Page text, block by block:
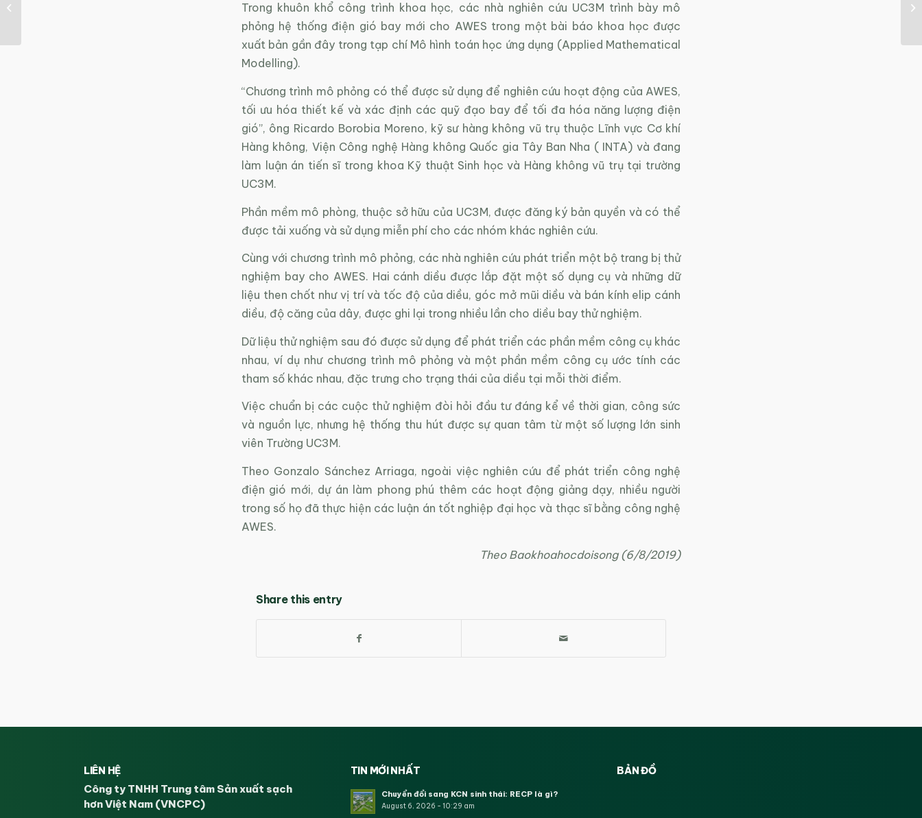
Trong khuôn khổ công trình khoa học, các nhà nghiên cứu UC3M trình bày mô
phỏng hệ thống điện gió bay mới cho AWES trong một bài báo khoa học được
xuất bản gần đây trong tạp chí Mô hình toán học ứng dụng (Applied Mathematical
Modelling).
“Chương trình mô phỏng có thể được sử dụng để nghiên cứu hoạt động của AWES,
tối ưu hóa thiết kế và xác định các quỹ đạo bay để tối đa hóa năng lượng điện
gió”, ông Ricardo Borobia Moreno, kỹ sư hàng không vũ trụ thuộc Lĩnh vực Cơ khí
Hàng không, Viện Công nghệ Hàng không Quốc gia Tây Ban Nha ( INTA) và đang
làm luận án tiến sĩ trong khoa Kỹ thuật Sinh học và Hàng không vũ trụ tại trường
UC3M.
Phần mềm mô phòng, thuộc sở hữu của UC3M, được đăng ký bản quyền và có thể
được tải xuống và sử dụng miễn phí cho các nhóm khác nghiên cứu.
Cùng với chương trình mô phỏng, các nhà nghiên cứu phát triển một bộ trang bị thử
nghiệm bay cho AWES. Hai cánh diều được lắp đặt một số dụng cụ và những dữ
liệu then chốt như vị trí và tốc độ của diều, góc mở mũi diều và bán kính elip cánh
diều, độ căng của dây, được ghi lại trong nhiều lần cho diều bay thử nghiệm.
Dữ liệu thử nghiệm sau đó được sử dụng để phát triển các phần mềm công cụ khác
nhau, ví dụ như chương trình mô phỏng và một phần mềm công cụ ước tính các
tham số khác nhau, đặc trưng cho trạng thái của diều tại mỗi thời điểm.
Việc chuẩn bị các cuộc thử nghiệm đòi hỏi đầu tư đáng kể về thời gian, công sức
và nguồn lực, nhưng hệ thống thu hút được sự quan tâm từ một số lượng lớn sinh
viên Trường UC3M.
Theo Gonzalo Sánchez Arriaga, ngoài việc nghiên cứu để phát triển công nghệ
điện gió mới, dự án làm phong phú thêm các hoạt động giảng dạy, nhiều người
trong số họ đã thực hiện các luận án tốt nghiệp đại học và thạc sĩ bằng công nghệ
AWES.
Theo Baokhoahocdoisong (6/8/2019)
Share this entry
LIÊN HỆ
Công ty TNHH Trung tâm Sản xuất sạch
hơn Việt Nam (VNCPC)
TIN MỚI NHẤT
Chuyển đổi sang KCN sinh thái: RECP là gì?
August 6, 2026 - 10:29 am
BẢN ĐỒ